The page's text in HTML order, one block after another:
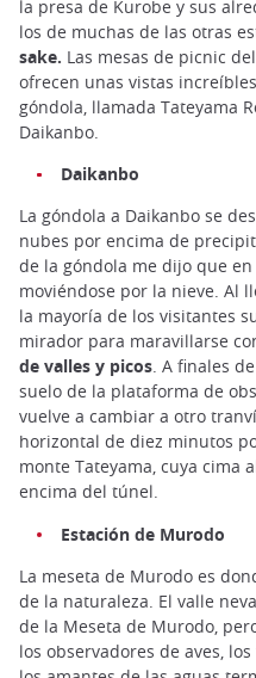
la presa de Kurobe y sus
los de muchas de las otras
sake. Las mesas de picnic
ofrecen unas vistas
góndola, llamada Tateyama
Daikanbo.
Daikanbo
La góndola a Daikanbo se
nubes por encima de
de la góndola me dijo que
moviéndose por la nieve. Al
la mayoría de los visitantes
mirador para maravillarse
de valles y picos. A finales
suelo de la plataforma de
vuelve a cambiar a otro
horizontal de diez minutos
monte Tateyama, cuya cima
encima del túnel.
Estación de Murodo
La meseta de Murodo es
de la naturaleza. El valle
de la Meseta de Murodo,
los observadores de aves,